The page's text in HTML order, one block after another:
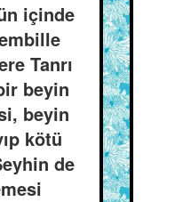
içinde
Tanrı
beyin
beyin
kötü
de